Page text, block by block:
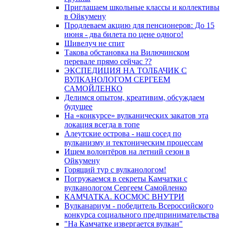
Приглашаем школьные классы и коллективы
в Ойкумену
Продлеваем акцию для пенсионеров: До 15
июня - два билета по цене одного!
Шивелуч не спит
Такова обстановка на Вилючинском
перевале прямо сейчас ??
ЭКСПЕДИЦИЯ НА ТОЛБАЧИК С
ВУЛКАНОЛОГОМ СЕРГЕЕМ
САМОЙЛЕНКО
Делимся опытом, креативим, обсуждаем
будущее
На «конкурсе» вулканических закатов эта
локация всегда в топе
Алеутские острова - наш сосед по
вулканизму и тектоническим процессам
Ищем волонтёров на летний сезон в
Ойкумену
Горящий тур с вулканологом!
Погружаемся в секреты Камчатки с
вулканологом Сергеем Самойленко
КАМЧАТКА. КОСМОС ВНУТРИ
Вулканариум - победитель Всероссийского
конкурса социального предпринимательства
"На Камчатке извергается вулкан"